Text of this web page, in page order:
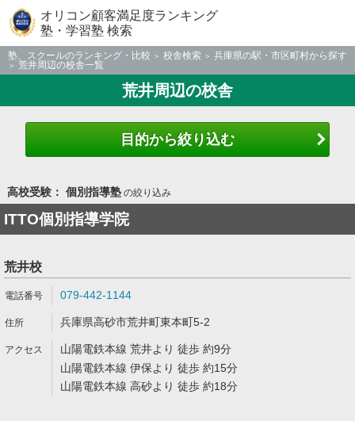
オリコン顧客満足度ランキング
塾・学習塾 検索
塾、スクールのランキング・比較 校舎検索
兵庫県の駅・市区町村から探す
荒井周辺の校舎一覧
荒井周辺の校舎
目的から絞り込む
高校受験： 個別指導塾の絞り込み
ITTO個別指導学院
荒井校
079-442-1144
兵庫県高砂市荒井町東本町5-2
山陽電鉄本線 荒井より 徒歩 約9分
山陽電鉄本線 伊保より 徒歩 約15分
山陽電鉄本線 高砂より 徒歩 約18分